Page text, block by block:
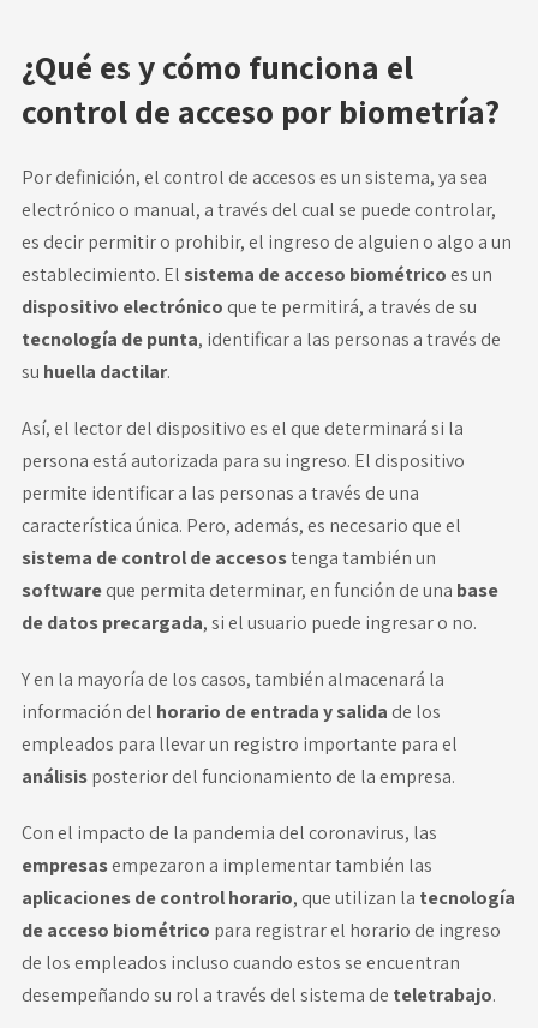
¿Qué es y cómo funciona el
control de acceso por biometría?
Por definición, el control de accesos es un sistema, ya sea
electrónico o manual, a través del cual se puede controlar,
es decir permitir o prohibir, el ingreso de alguien o algo a un
establecimiento. El sistema de acceso biométrico es un
dispositivo electrónico que te permitirá, a través de su
tecnología de punta, identificar a las personas a través de
su huella dactilar.
Así, el lector del dispositivo es el que determinará si la
persona está autorizada para su ingreso. El dispositivo
permite identificar a las personas a través de una
característica única. Pero, además, es necesario que el
sistema de control de accesostenga también un
softwareque permita determinar, en función de una base
de datos precargada, si el usuario puede ingresar o no.
Y en la mayoría de los casos, también almacenará la
información del horario de entrada y salida de los
empleados para llevar un registro importante para el
análisisposterior del funcionamiento de la empresa.
Con el impacto de la pandemia del coronavirus, las
empresasempezaron a implementar también las
aplicaciones de control horario, que utilizan la tecnología
de acceso biométrico para registrar el horario de ingreso
de los empleados incluso cuando estos se encuentran
desempeñando su rol a través del sistema de teletrabajo.